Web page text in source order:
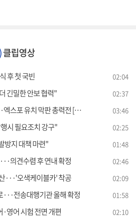
클립영상
후 첫 국빈 02:04
긴밀한 안보 협력" 02:37
유치 막판 총력전 [뉴스의 맥] 03:46
시 필요조치 강구" 02:25
방지 대책 마련" 01:48
의견수렴 후 연내 확정 02:46
···'오색케이블카' 착공 02:09
···전송대행기관 올해 확정 01:58
영어 시험 전면 개편 02:10